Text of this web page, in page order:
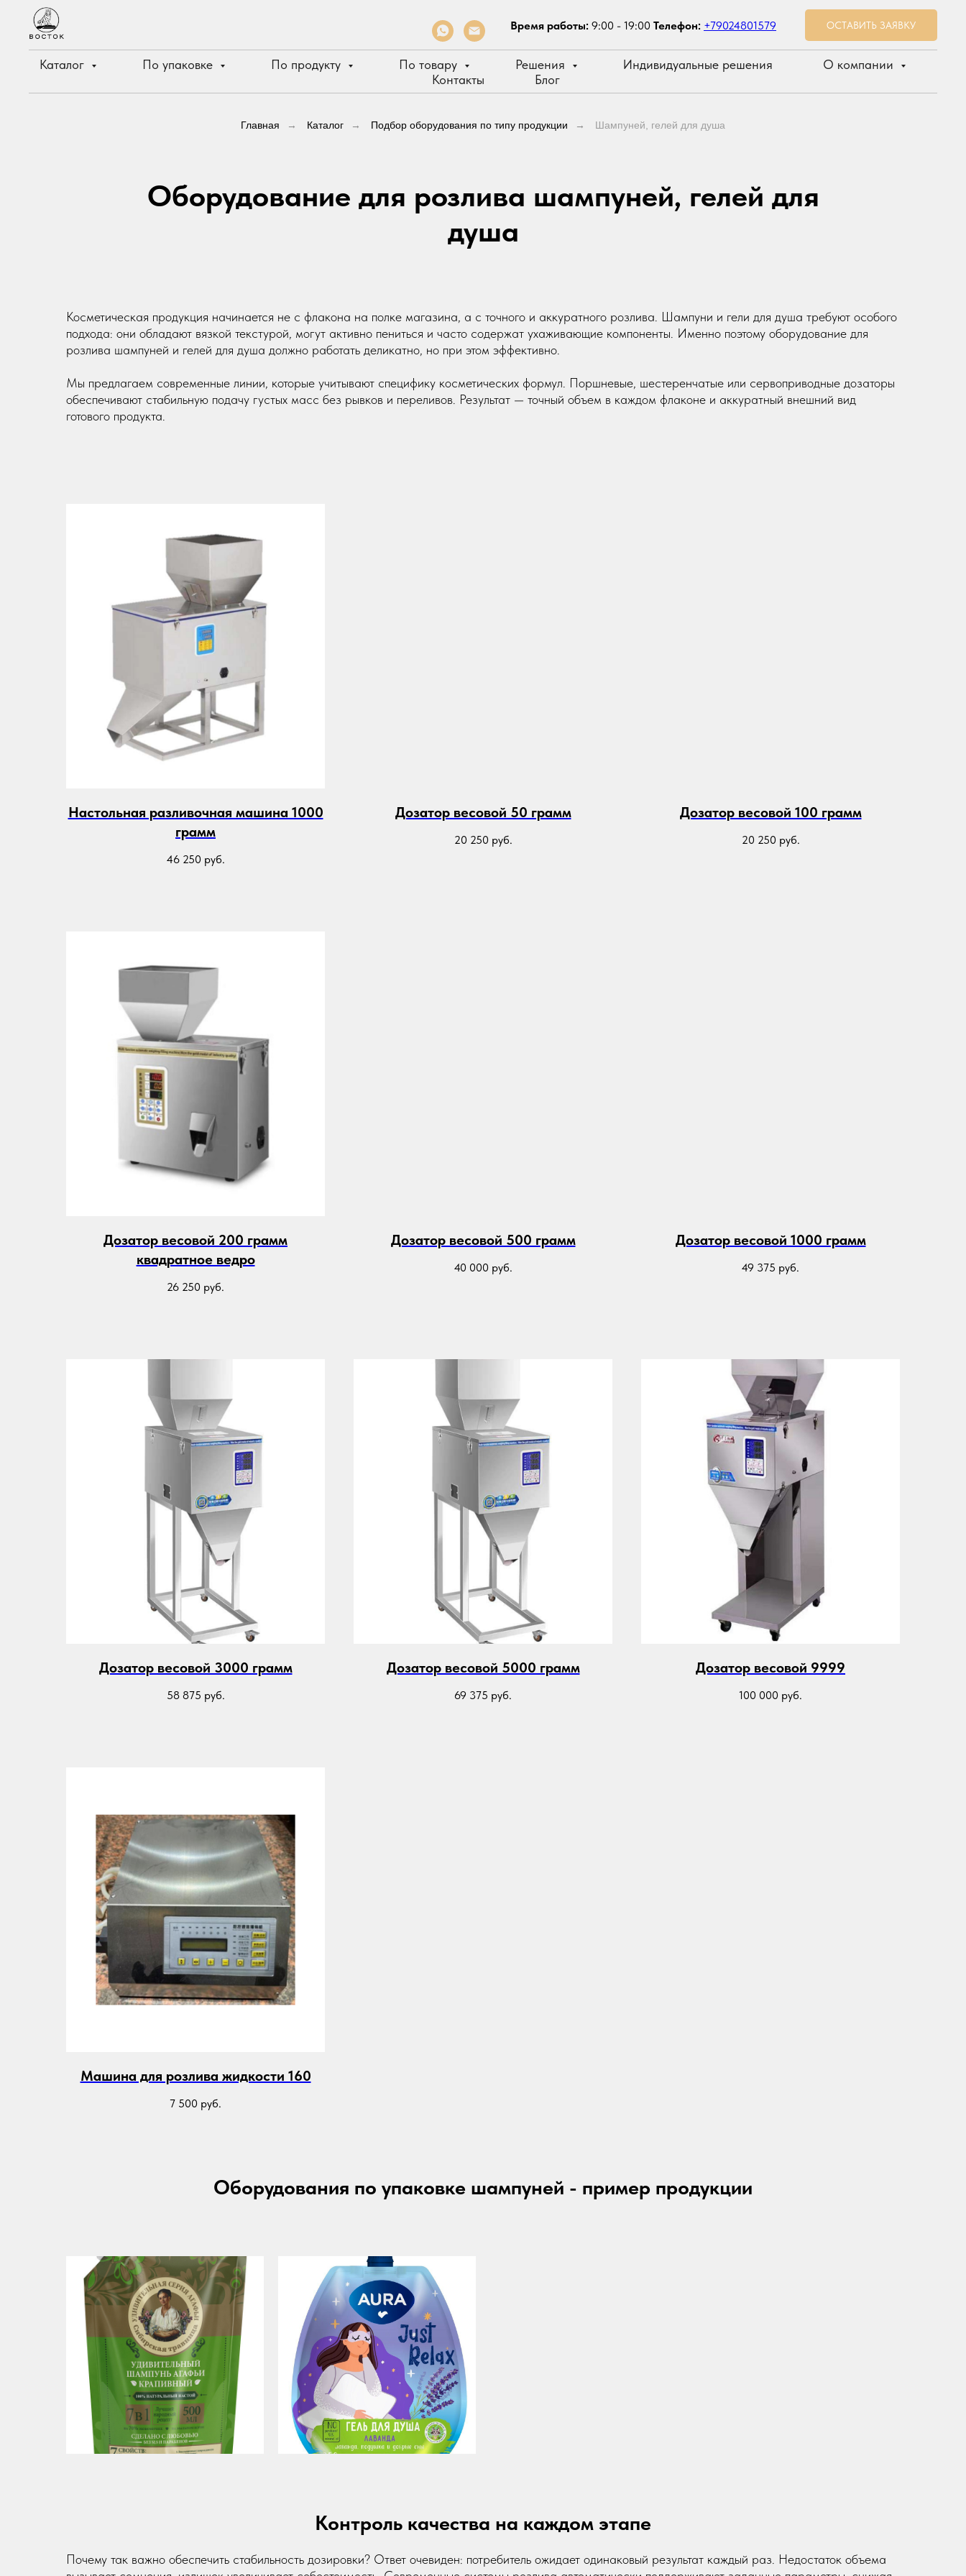
Время работы: 9:00 - 19:00 Телефон: +79024801579 ОСТАВИТЬ ЗАЯВКУ
Каталог По упаковке По продукту По товару Решения Индивидуальные решения
О компании
Контакты
Блог
Главная → Каталог → Подбор оборудования по типу продукции → Шампуней, гелей для душа
Оборудование для розлива шампуней, гелей для
душа
Косметическая продукция начинается не с флакона на полке магазина, а с точного и аккуратного розлива. Шампуни и гели для душа требуют особого
подхода: они обладают вязкой текстурой, могут активно пениться и часто содержат ухаживающие компоненты. Именно поэтому оборудование для
розлива шампуней и гелей для душа должно работать деликатно, но при этом эффективно.
Мы предлагаем современные линии, которые учитывают специфику косметических формул. Поршневые, шестеренчатые или сервоприводные дозаторы
обеспечивают стабильную подачу густых масс без рывков и переливов. Результат — точный объем в каждом флаконе и аккуратный внешний вид
готового продукта.
Настольная разливочная машина 1000
грамм
46 250 руб.
Дозатор весовой 50 грамм
20 250 руб.
Дозатор весовой 100 грамм
20 250 руб.
Дозатор весовой 200 грамм
квадратное ведро
26 250 руб.
Дозатор весовой 500 грамм
40 000 руб.
Дозатор весовой 1000 грамм
49 375 руб.
Дозатор весовой 3000 грамм
58 875 руб.
Дозатор весовой 5000 грамм
69 375 руб.
Дозатор весовой 9999
100 000 руб.
Машина для розлива жидкости 160
7 500 руб.
Оборудования по упаковке шампуней - пример продукции
Контроль качества на каждом этапе
Почему так важно обеспечить стабильность дозировки? Ответ очевиден: потребитель ожидает одинаковый результат каждый раз. Недостаток объема